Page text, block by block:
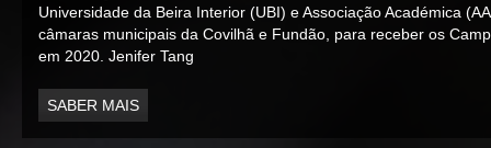
Universidade da Beira Interior (UBI) e Associação Académica
câmaras municipais da Covilhã e Fundão, para receber os
em 2020. Jenifer Tang
SABER MAIS